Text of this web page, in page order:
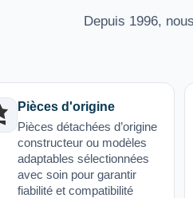
Depuis 1996,
Pièces d'origine
Pièces détachées d’origine
constructeur ou modèles
adaptables sélectionnées
avec soin pour garantir
fiabilité et compatibilité